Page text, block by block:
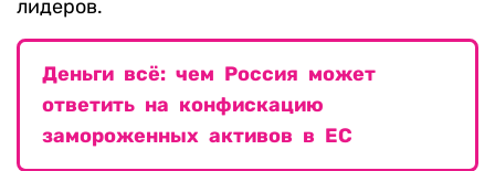
лидеров.
Деньги всё: чем Россия может
ответить на конфискацию
замороженных активов в ЕС